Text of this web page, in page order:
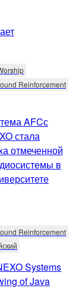
Reinforcement
AFCс
стала
отмеченной
в
Reinforcement
Systems
of Java